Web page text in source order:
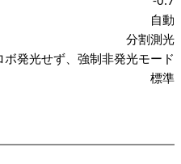
自動
分割測光
ボ発光せず、強制非発光モード
標準